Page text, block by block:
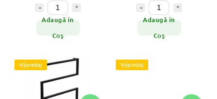
Adaugă în
Coş
Adaugă în
Coş
Výpredaj Výpredaj